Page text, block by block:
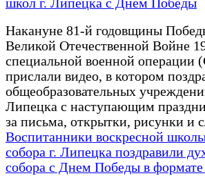
школ г. Липецка с Днем Победы
Накануне 81-й годовщины
Великой Отечественной Войне
специальной военной операции
прислали видео, в котором
общеобразовательных
Липецка с наступающим
за письма, открытки, рисунки и
Воспитанники воскресной
собора г. Липецка поздравили
собора с Днем Победы в